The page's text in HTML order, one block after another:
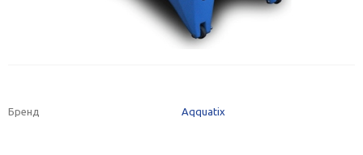
Бренд Aqquatix